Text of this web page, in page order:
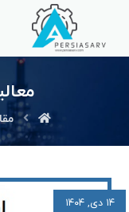
۱۴ دی, ۱۴۰۴